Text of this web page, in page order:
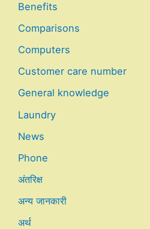
Benefits
Comparisons
Computers
Customer care number
General knowledge
Laundry
News
Phone
अंतरिक्ष
अन्य जानकारी
अर्थ